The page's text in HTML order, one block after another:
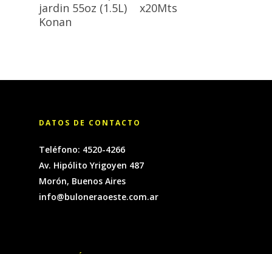
jardin 55oz (1.5L)
Konan
x20Mts
DATOS DE CONTACTO
Teléfono: 4520-4266
Av. Hipólito Yrigoyen 487
Morón, Buenos Aires
info@buloneraoeste.com.ar